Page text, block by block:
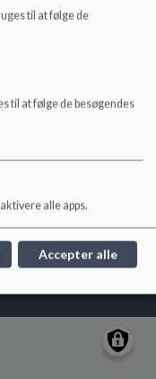
til at følge de
til at følge de besøgendes
alle apps.
Accepter alle